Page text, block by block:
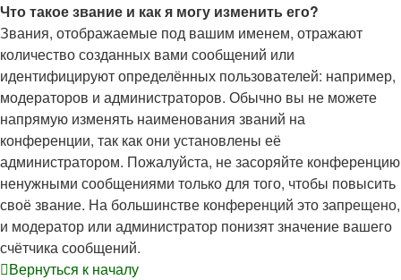
Что такое звание и как я могу изменить его?
Звания, отображаемые под вашим именем, отражают
количество созданных вами сообщений или
идентифицируют определённых пользователей: например,
модераторов и администраторов. Обычно вы не можете
напрямую изменять наименования званий на
конференции, так как они установлены её
администратором. Пожалуйста, не засоряйте конференцию
ненужными сообщениями только для того, чтобы повысить
своё звание. На большинстве конференций это запрещено,
и модератор или администратор понизят значение вашего
счётчика сообщений.
Вернуться к началу